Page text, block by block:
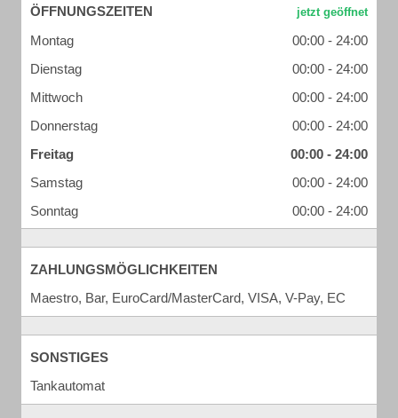
ÖFFNUNGSZEITEN
Montag
00:00 - 24:00
Dienstag
00:00 - 24:00
Mittwoch
00:00 - 24:00
Donnerstag
00:00 - 24:00
Freitag
00:00 - 24:00
Samstag
00:00 - 24:00
Sonntag
00:00 - 24:00
ZAHLUNGSMÖGLICHKEITEN
Maestro, Bar, EuroCard/MasterCard, VISA, V-Pay, EC
SONSTIGES
Tankautomat